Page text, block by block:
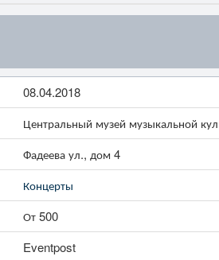
08.04.2018
Центральный музей музыкальной
Фадеева ул., дом 4
Концерты
От 500
Eventpost